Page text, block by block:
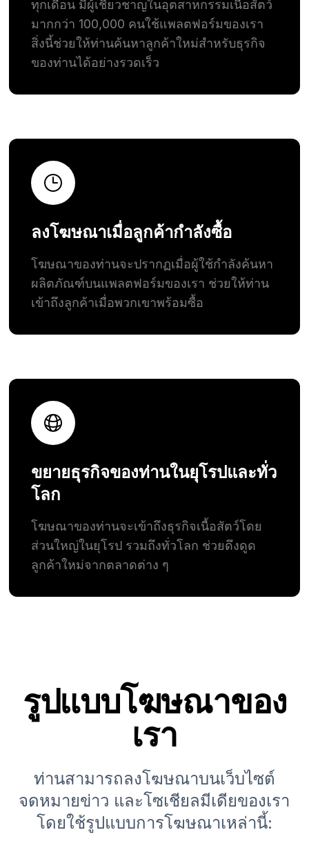
ทุกเดือน มีผู้เชี่ยวชาญในอุตสาหกรรมเนื้อสัตว์
มากกว่า 100,000 คนใช้แพลตฟอร์มของเรา
สิ่งนี้ช่วยให้ท่านค้นหาลูกค้าใหม่สำหรับธุรกิจ
ของท่านได้อย่างรวดเร็ว
ลงโฆษณาเมื่อลูกค้ากำลังซื้อ
โฆษณาของท่านจะปรากฏเมื่อผู้ใช้กำลังค้นหา
ผลิตภัณฑ์บนแพลตฟอร์มของเรา ช่วยให้ท่าน
เข้าถึงลูกค้าเมื่อพวกเขาพร้อมซื้อ
ขยายธุรกิจของท่านในยุโรปและทั่ว
โลก
โฆษณาของท่านจะเข้าถึงธุรกิจเนื้อสัตว์โดย
ส่วนใหญ่ในยุโรป รวมถึงทั่วโลก ช่วยดึงดูด
ลูกค้าใหม่จากตลาดต่าง ๆ
รูปแบบโฆษณาของ
เรา
ท่านสามารถลงโฆษณาบนเว็บไซต์
จดหมายข่าว และโซเชียลมีเดียของเรา
โดยใช้รูปแบบการโฆษณาเหล่านี้: